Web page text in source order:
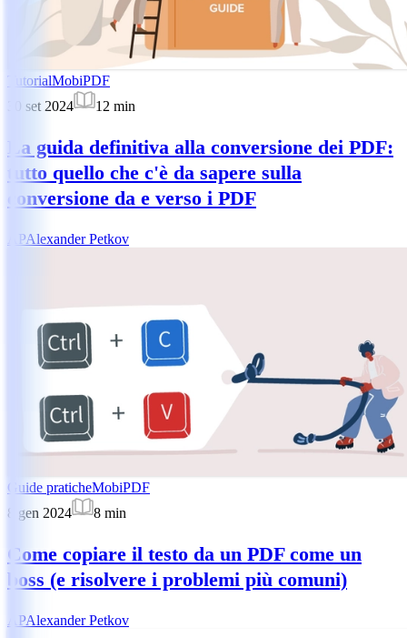
TutorialMobiPDF
30 set 2024
12 min
La guida definitiva alla conversione dei PDF:
tutto quello che c'è da sapere sulla
conversione da e verso i PDF
APAlexander Petkov
Guide praticheMobiPDF
8 gen 2024
8 min
Come copiare il testo da un PDF come un
boss (e risolvere i problemi più comuni)
APAlexander Petkov